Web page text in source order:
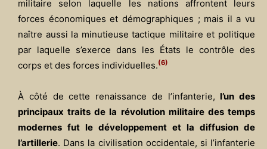
militaire selon laquelle les nations affrontent leurs
forces économiques et démographiques ; mais il a vu
naître aussi la minutieuse tactique militaire et politique
par laquelle s’exerce dans les États le contrôle des
corps et des forces individuelles.(6)
À côté de cette renaissance de l’infanterie, l’un des
principaux traits de la révolution militaire des temps
modernes fut le développement et la diffusion de
l’artillerie. Dans la civilisation occidentale, si l’infanterie